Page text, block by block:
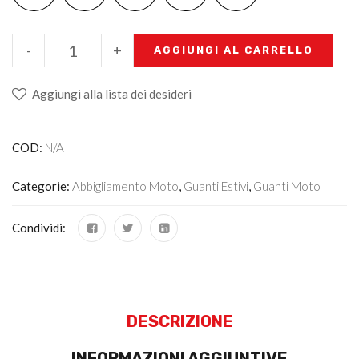
+
- AGGIUNGI AL CARRELLO
Aggiungi alla lista dei desideri
COD: N/A
Categorie: Abbigliamento Moto, Guanti Estivi, Guanti Moto
Condividi:
DESCRIZIONE